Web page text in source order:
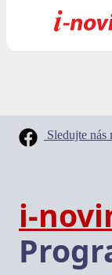
Sledujte nás
i-